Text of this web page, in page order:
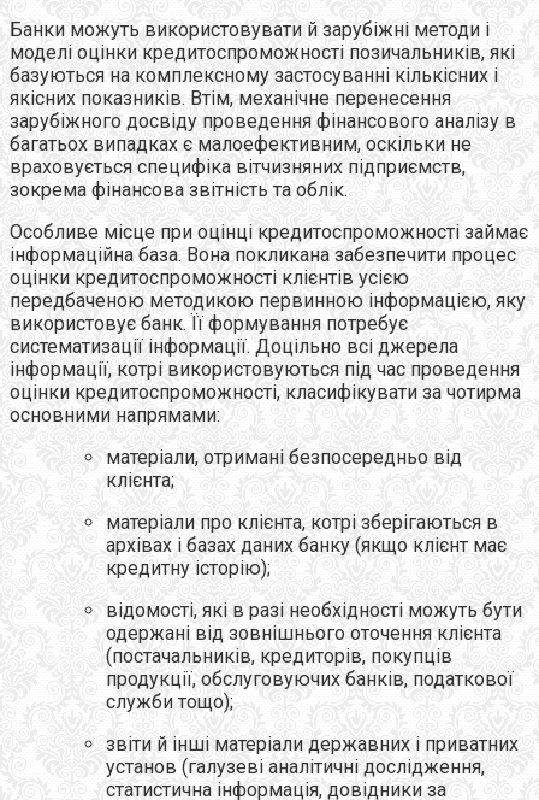
Банки можуть використовувати й зарубіжні методи і
моделі оцінки кредитоспроможності позичальників, які
базуються на комплексному застосуванні кількісних і
якісних показників. Втім, механічне перенесення
зарубіжного досвіду проведення фінансового аналізу в
багатьох випадках є малоефективним, оскільки не
враховується специфіка вітчизняних підприємств,
зокрема фінансова звітність та облік.
Особливе місце при оцінці кредитоспроможності займає
інформаційна база. Вона покликана забезпечити процес
оцінки кредитоспроможності клієнтів усією
передбаченою методикою первинною інформацією, яку
використовує банк. Її формування потребує
систематизації інформації. Доцільно всі джерела
інформації, котрі використовуються під час проведення
оцінки кредитоспроможності, класифікувати за чотирма
основними напрямами:
матеріали, отримані безпосередньо від
клієнта;
матеріали про клієнта, котрі зберігаються в
архівах і базах даних банку (якщо клієнт має
кредитну історію);
відомості, які в разі необхідності можуть бути
одержані від зовнішнього оточення клієнта
(постачальників, кредиторів, покупців
продукції, обслуговуючих банків, податкової
служби тощо);
звіти й інші матеріали державних і приватних
установ (галузеві аналітичні дослідження,
статистична інформація, довідники за